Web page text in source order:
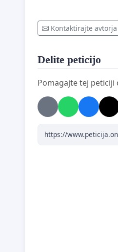
Kontaktirajte avtorja
Delite peticijo
Pomagajte tej peticiji